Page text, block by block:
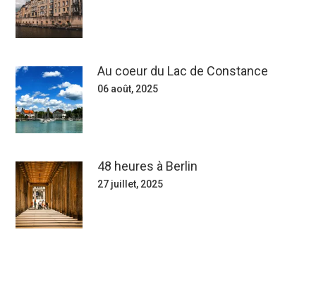
Au coeur du Lac de Constance
06 août, 2025
48 heures à Berlin
27 juillet, 2025